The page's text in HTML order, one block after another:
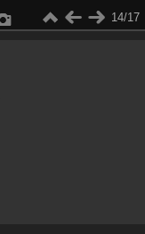
14/17